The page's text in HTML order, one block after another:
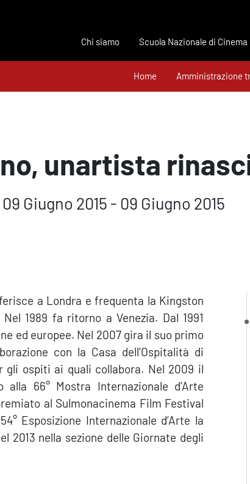
Chi siamo Scuola Nazionale di Cinema
Home Amministrazione
unartista
09 Giugno 2015 - 09 Giugno 2015
a Londra e frequenta la Kingston
1989 fa ritorno a Venezia. Dal 1991
ed europee. Nel 2007 gira il suo primo
con la Casa dell’Ospitalità di
ospiti ai quali collabora. Nel 2009 il
66° Mostra Internazionale d’Arte
al Sulmonacinema Film Festival
Esposizione Internazionale d’Arte la
2013 nella sezione delle Giornate degli